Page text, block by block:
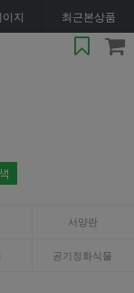
지 최근본상품
서양란
공기정화식물